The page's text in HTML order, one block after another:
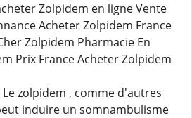
Zolpidem en ligne Vente
Acheter Zolpidem France
Zolpidem Pharmacie En
Prix France Acheter Zolpidem
zolpidem , comme d'autres
induire un somnambulisme